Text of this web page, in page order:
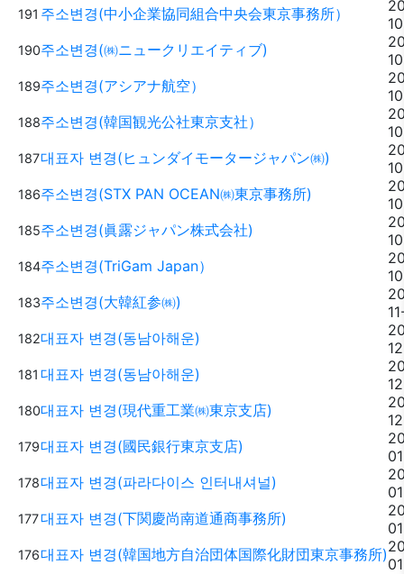
191 주소변경(中小企業協同組合中央会東京事務所）
190주소변경(㈱ニュークリエイティブ)
189주소변경(アシアナ航空）
188주소변경(韓国観光公社東京支社）
187대표자 변경(ヒュンダイモータージャパン㈱)
186주소변경(STX PAN OCEAN㈱東京事務所)
185주소변경(眞露ジャパン株式会社)
184주소변경(TriGam Japan）
183주소변경(大韓紅参㈱)
182대표자 변경(동남아해운)
181 대표자 변경(동남아해운)
180대표자 변경(現代重工業㈱東京支店)
179대표자 변경(國民銀行東京支店)
178대표자 변경(파라다이스 인터내셔널)
177대표자 변경(下関慶尚南道通商事務所)
176대표자 변경(韓国地方自治団体国際化財団東京事務所)